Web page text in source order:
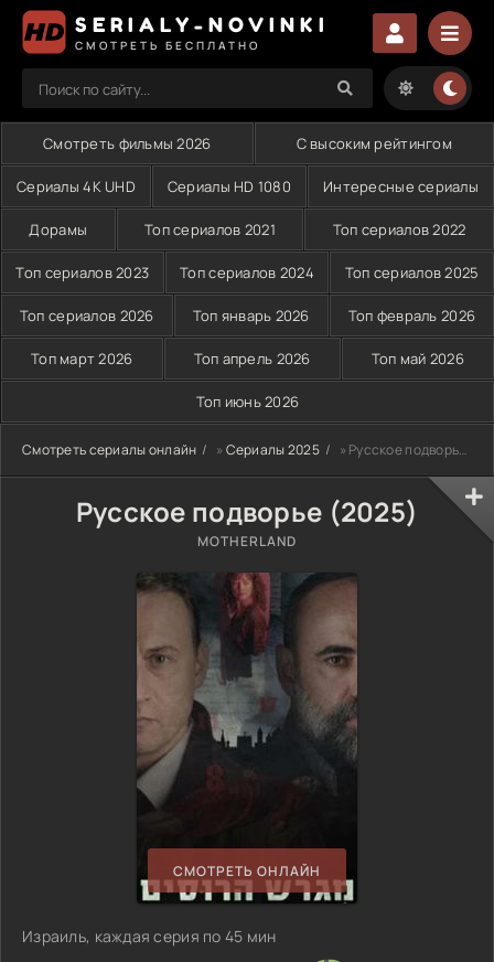
SERIALY-NOVINKI
СМОТРЕТЬ БЕСПЛАТНО
Смотреть фильмы 2026 С высоким рейтингом
Сериалы 4K UHD Сериалы HD 1080 Интересные сериалы
Дорамы Топ сериалов 2021 Топ сериалов 2022
Топ сериалов 2023 Топ сериалов 2024 Топ сериалов 2025
Топ сериалов 2026 Топ январь 2026 Топ февраль 2026
Топ март 2026 Топ апрель 2026 Топ май 2026
Топ июнь 2026
Смотреть сериалы онлайн » Сериалы 2025 » Русское подворье (2025)
Русское подворье (2025)
MOTHERLAND
СМОТРЕТЬ ОНЛАЙН
Израиль, каждая серия по 45 мин